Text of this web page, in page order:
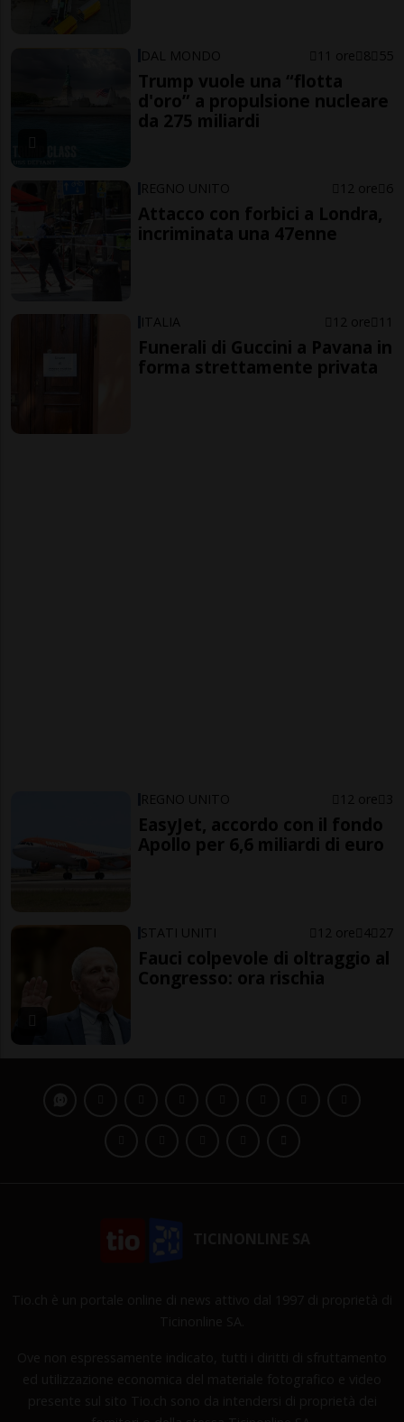
DAL MONDO 11 ore 8 55
Trump vuole una “flotta
d'oro” a propulsione nucleare
da 275 miliardi
REGNO UNITO 12 ore 6
Attacco con forbici a Londra,
incriminata una 47enne
ITALIA 12 ore 11
Funerali di Guccini a Pavana in
forma strettamente privata
REGNO UNITO 12 ore 3
EasyJet, accordo con il fondo
Apollo per 6,6 miliardi di euro
STATI UNITI 12 ore 4 27
Fauci colpevole di oltraggio al
Congresso: ora rischia